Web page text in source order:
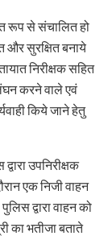
रूप से संचालित हो
और सुरक्षित बनाये
निरीक्षक सहित
करने वाले एवं
किये जाने हेतु
उपनिरीक्षक
एक निजी वाहन
द्वारा वाहन को
का भतीजा बताते